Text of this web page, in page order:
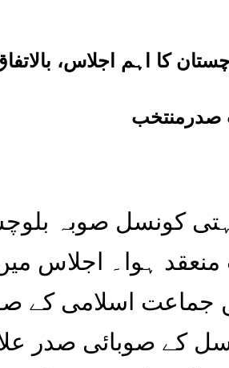
کا اہم اجلاس،
صدرمنتخب
منعقد ہوا۔ اجلاس
جماعت اسلامی کے
کے صوبائی صدر